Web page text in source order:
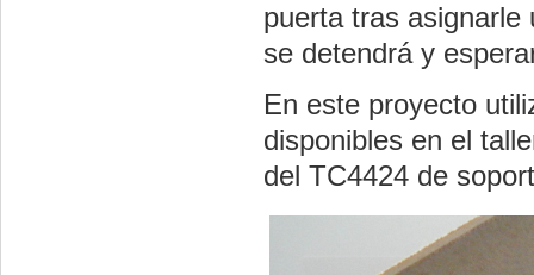
puerta tras asignarle
se detendrá y
En este proyecto
disponibles en el
del TC4424 de